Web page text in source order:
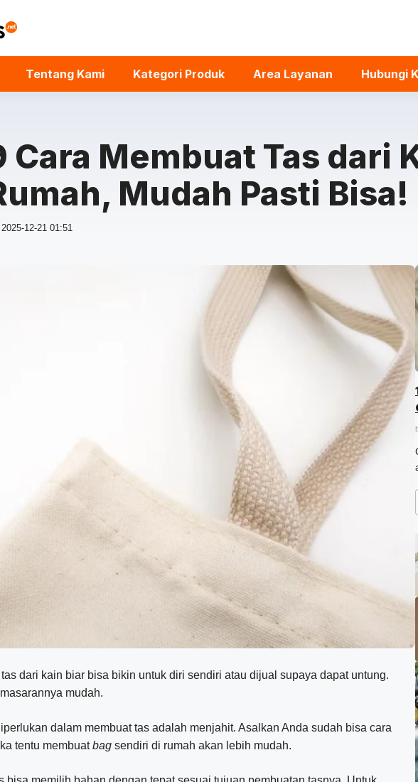
Tentang Kami Kategori Produk Area Layanan Hubungi
Cara Membuat Tas dari
Mudah Pasti Bisa!
2025-12-21 01:51
dari kain biar bisa bikin untuk diri sendiri atau dijual supaya dapat untung.
mudah.
dalam membuat tas adalah menjahit. Asalkan Anda sudah bisa cara
tentu membuatbag sendiri di rumah akan lebih mudah.